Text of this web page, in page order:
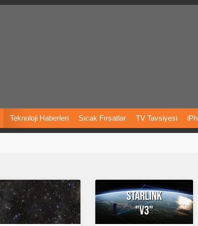
Teknoloji Haberleri Sıcak Fırsatlar TV Tavsiyesi
İnstagram Dondurma İnstagram Çöktü Mü